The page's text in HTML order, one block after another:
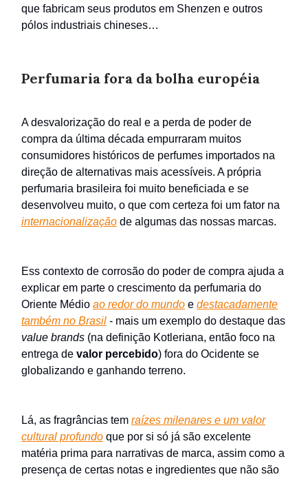
que fabricam seus produtos em Shenzen e outros
pólos industriais chineses…
Perfumaria fora da bolha européia
A desvalorização do real e a perda de poder de
compra da última década empurraram muitos
consumidores históricos de perfumes importados na
direção de alternativas mais acessíveis. A própria
perfumaria brasileira foi muito beneficiada e se
desenvolveu muito, o que com certeza foi um fator na
internacionalização de algumas das nossas marcas.
Ess contexto de corrosão do poder de compra ajuda a
explicar em parte o crescimento da perfumaria do
Oriente Médio ao redor do mundo e destacadamente
também no Brasil - mais um exemplo do destaque das
value brands (na definição Kotleriana, então foco na
entrega de valor percebido) fora do Ocidente se
globalizando e ganhando terreno.
Lá, as fragrâncias tem raízes milenares e um valor
cultural profundo que por si só já são excelente
matéria prima para narrativas de marca, assim como a
presença de certas notas e ingredientes que não são